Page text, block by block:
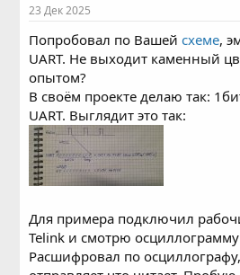
23 Дек 2025
Попробовал по Вашейсхеме,
UART. Не выходит каменный
опытом?
В своём проекте делаю так:
UART. Выглядит это так:
Для примера подключил
Telink и смотрю осциллограмму
Расшифровал по